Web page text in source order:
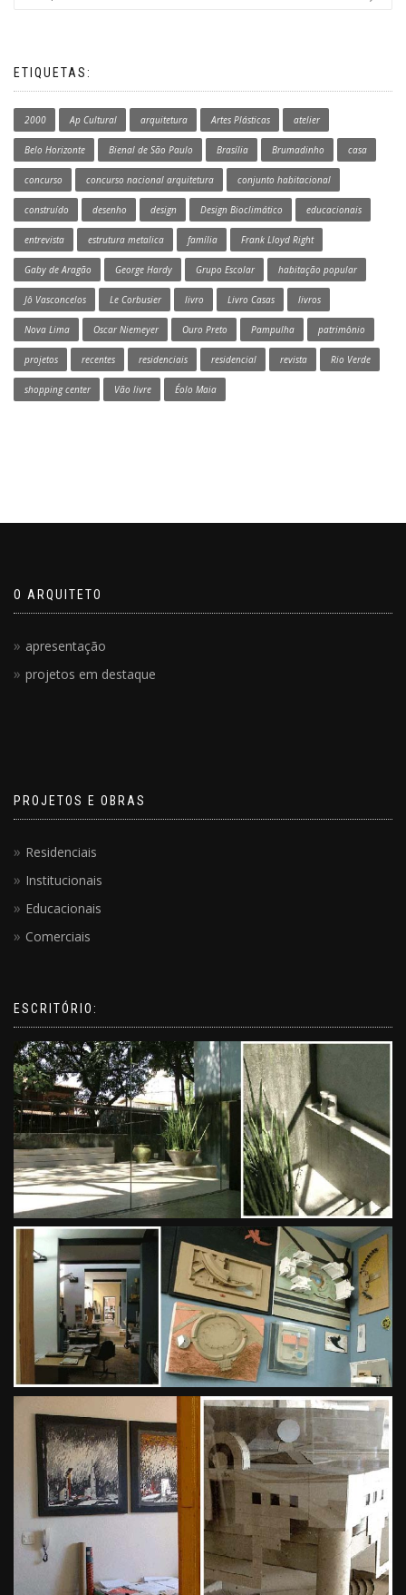
ETIQUETAS:
2000 Ap Cultural arquitetura Artes Plásticas atelier
Belo Horizonte Bienal de São Paulo Brasília Brumadinho casa
concurso concurso nacional arquitetura conjunto habitacional
construído desenho design Design Bioclimático educacionais
entrevista estrutura metalica família Frank Lloyd Right
Gaby de Aragão George Hardy Grupo Escolar habitação popular
Jô Vasconcelos Le Corbusier livro Livro Casas livros
Nova Lima Oscar Niemeyer Ouro Preto Pampulha patrimônio
projetos recentes residenciais residencial revista Rio Verde
shopping center Vão livre Éolo Maia
O ARQUITETO
apresentação
projetos em destaque
PROJETOS E OBRAS
Residenciais
Institucionais
Educacionais
Comerciais
ESCRITÓRIO: